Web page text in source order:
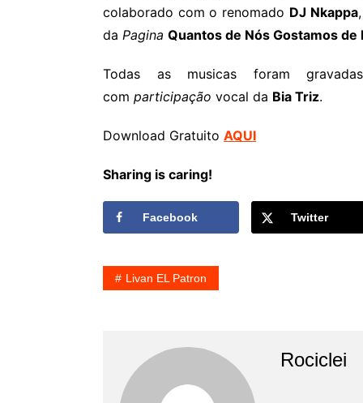
colaborado com o renomado DJ Nkappa
da Pagina Quantos de Nós Gostamos de
Todas as musicas foram
com participação vocal da Bia Triz.
Download Gratuito AQUI
Sharing is caring!
Facebook Twitter
Livan EL Patron
Rociclei